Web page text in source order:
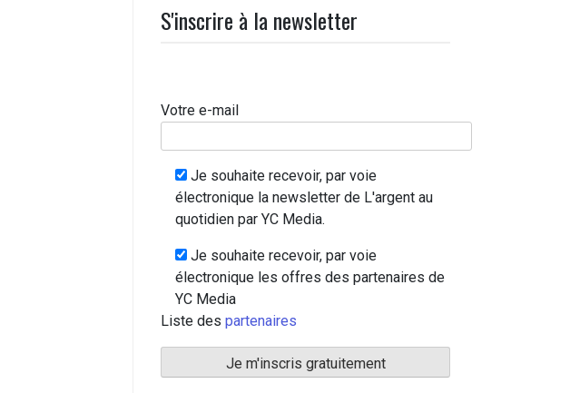
S'inscrire à la newsletter
Votre e-mail
Je souhaite recevoir, par voie
électronique la newsletter de L'argent au
quotidien par YC Media.
Je souhaite recevoir, par voie
électronique les offres des partenaires de
YC Media
Liste des partenaires